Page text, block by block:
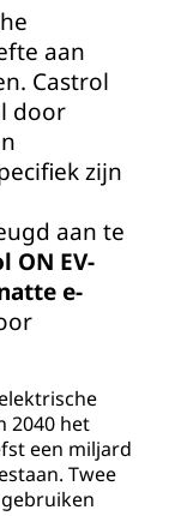
aan
Castrol
door
zijn
aan te
ON EV-
e-
2040 het
een miljard
Twee